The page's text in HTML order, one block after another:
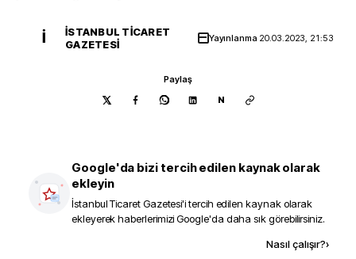
İ
İSTANBUL TICARET
GAZETESI
Yayınlanma 20.03.2023, 21:53
Paylaş
N
Google'da bizi tercih edilen kaynak olarak
ekleyin
İstanbul Ticaret Gazetesi'i tercih edilen kaynak olarak
ekleyerek haberlerimizi Google'da daha sık görebilirsiniz.
Nasıl çalışır?›